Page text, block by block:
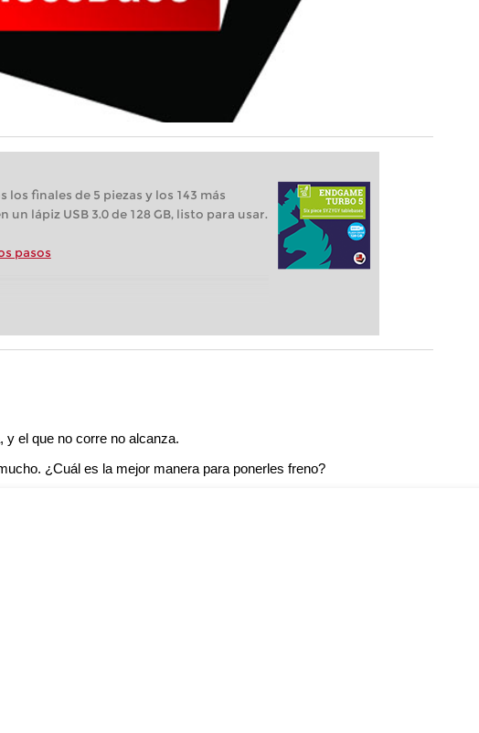
los finales de 5 piezas y los 143 más
un lápiz USB 3.0 de 128 GB, listo para usar.
pasos
y el que no corre no alcanza.
¿Cuál es la mejor manera para ponerles freno?